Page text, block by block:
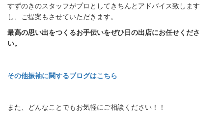
すずのきのスタッフがプロとしてきちんとアドバイス致します
し、ご提案もさせていただきます。
最高の思い出をつくるお手伝いをぜひ日の出店にお任せくださ
い。
その他振袖に関するブログはこちら
また、どんなことでもお気軽にご相談ください！！